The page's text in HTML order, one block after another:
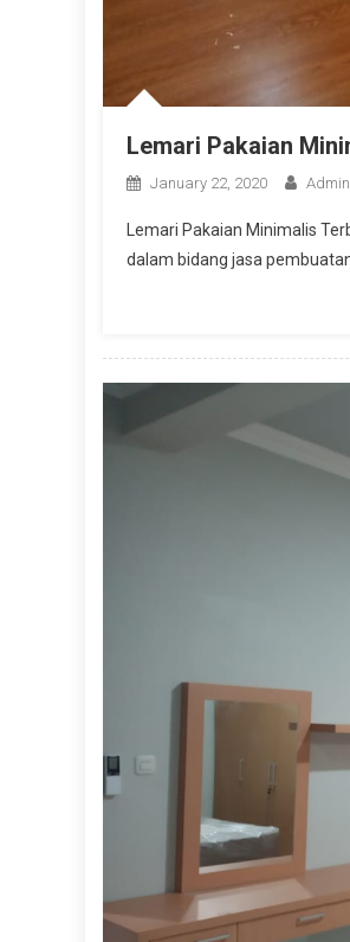
Lemari Pakaian
January 22, 2020
Lemari Pakaian Minimalis
dalam bidang jasa